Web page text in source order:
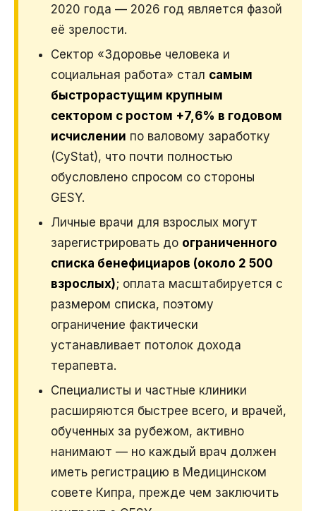
2020 года — 2026 год является фазой
её зрелости.
Сектор «Здоровье человека и
социальная работа» стал самым
быстрорастущим крупным
сектором с ростом +7,6% в годовом
исчислении по валовому заработку
(CyStat), что почти полностью
обусловлено спросом со стороны
GESY.
Личные врачи для взрослых могут
зарегистрировать до ограниченного
списка бенефициаров (около 2 500
взрослых); оплата масштабируется с
размером списка, поэтому
ограничение фактически
устанавливает потолок дохода
терапевта.
Специалисты и частные клиники
расширяются быстрее всего, и врачей,
обученных за рубежом, активно
нанимают — но каждый врач должен
иметь регистрацию в Медицинском
совете Кипра, прежде чем заключить